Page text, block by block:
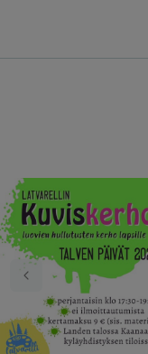
Previous